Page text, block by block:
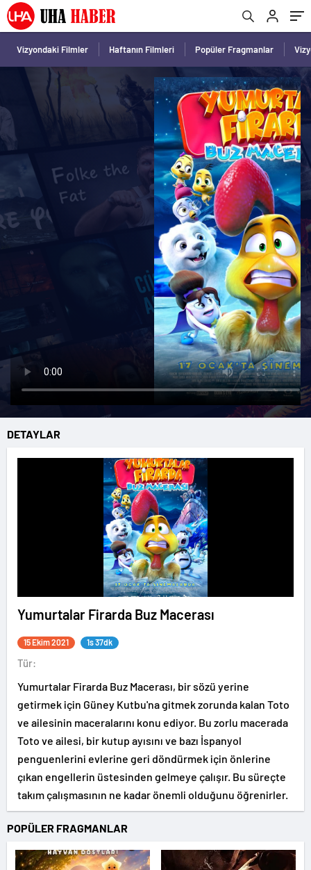
Vizyondaki Filmler Haftanın Filmleri Popüler Fragmanlar
DETAYLAR
Yumurtalar Firarda Buz Macerası
15 Ekim 2021 1s 37dk
Tür:
Yumurtalar Firarda Buz Macerası, bir sözü yerine
getirmek için Güney Kutbu'na gitmek zorunda kalan Toto
ve ailesinin maceralarını konu ediyor. Bu zorlu macerada
Toto ve ailesi, bir kutup ayısını ve bazı İspanyol
penguenlerini evlerine geri döndürmek için önlerine
çıkan engellerin üstesinden gelmeye çalışır. Bu süreçte
takım çalışmasının ne kadar önemli olduğunu öğrenirler.
POPÜLER FRAGMANLAR